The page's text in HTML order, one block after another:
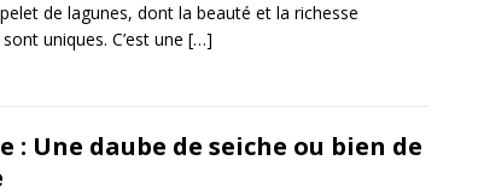
de lagunes, dont la beauté et la richesse
uniques. C’est une […]
: Une daube de seiche ou bien de